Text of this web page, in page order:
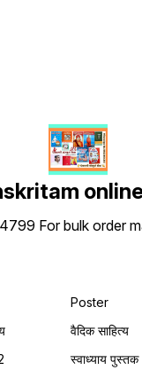
For bulk order
Poster
वैदिक साहित्य
स्वाध्याय पुस्तक